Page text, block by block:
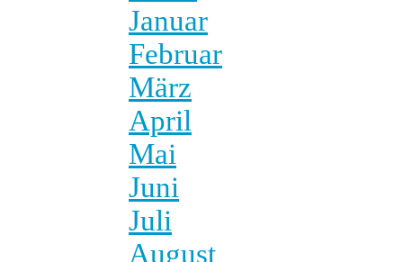
Januar
Februar
März
April
Mai
Juni
Juli
August